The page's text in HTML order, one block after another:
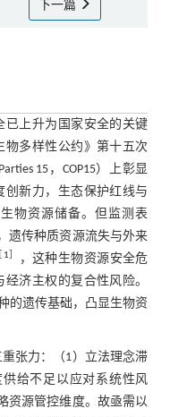
下一篇
已上升为国家安全的关键
物多样性公约》第十五次
15，COP15）上彰显
创新力，生态保护红线与
物资源储备。但监测表
遗传种质资源流失与外来
1
，这种生物资源安全危
济主权的复合性风险。
的遗传基础，凸显生物资
张力：（1）立法理念滞
给不足以应对系统性风
资源管控维度。故亟需以